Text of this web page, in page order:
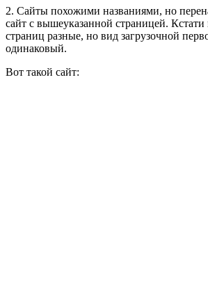
2. Сайты похожими названиями, но
сайт с вышеуказанной страницей.
страниц разные, но вид загрузочной
одинаковый.
Вот такой сайт: